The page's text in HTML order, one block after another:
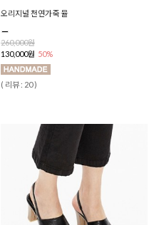
오리지널 천연가죽 뮬
260,000원
130,000원 50%
( 리뷰 : 20 )